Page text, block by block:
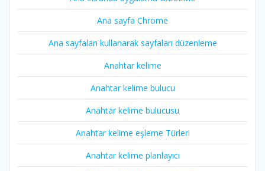
Ana sayfa Chrome
Ana sayfaları kullanarak sayfaları düzenleme
Anahtar kelime
Anahtar kelime bulucu
Anahtar kelime bulucusu
Anahtar kelime eşleme Türleri
Anahtar kelime planlayıcı